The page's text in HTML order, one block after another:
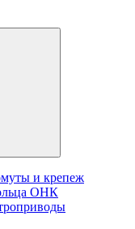
и крепеж
ОНК